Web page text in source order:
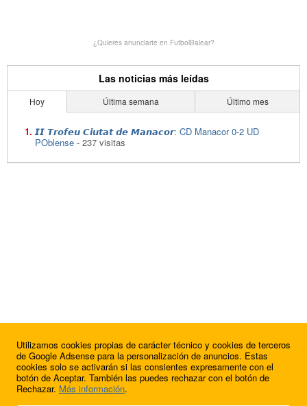
¿Quieres anunciarte en FutbolBalear?
Las noticias más leídas
Hoy Última semana Último mes
𝙄𝙄 𝙏𝙧𝙤𝙛𝙚𝙪 𝘾𝙞𝙪𝙩𝙖𝙩 𝙙𝙚 𝙈𝙖𝙣𝙖𝙘𝙤𝙧: CD Manacor 0-2 UD
POblense - 237 visitas
Utilizamos cookies propias de carácter técnico y cookies de terceros
de Google Adsense para la personalización de anuncios. Estas
cookies solo se activarán si las consientes expresamente con el
botón de Aceptar. También las puedes rechazar con el botón de
Rechazar. Más información.